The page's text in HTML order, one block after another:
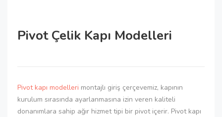
Pivot Çelik Kapı Modelleri
Pivot kapı modelleri montajlı giriş çerçevemiz, kapının
kurulum sırasında ayarlanmasına izin veren kaliteli
donanımlara sahip ağır hizmet tipi bir pivot içerir. Pivot kapı